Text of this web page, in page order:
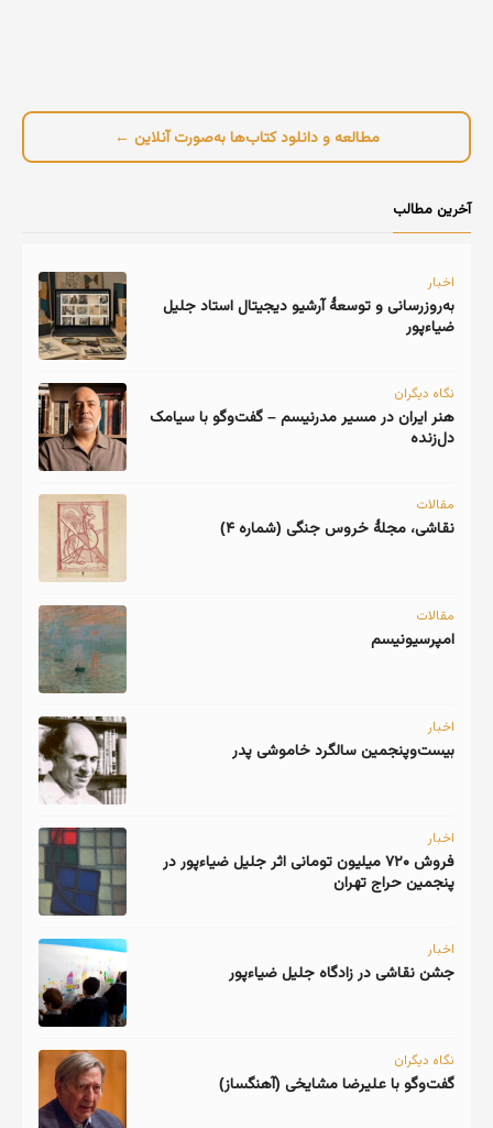
مطالعه و دانلود کتاب‌ها به‌صورت آنلاین ←
آخرین مطالب
اخبار
به‌روزرسانی و توسعهٔ آرشیو دیجیتال استاد جلیل
ضیاءپور
نگاه دیگران
هنر ایران در مسیر مدرنیسم – گفت‌وگو با سیامک
دل‌زنده
مقالات
نقاشی، مجلهٔ خروس جنگی (شماره ۴)
مقالات
امپرسیونیسم
اخبار
اخبار
فروش ۷۲۰ میلیون تومانی اثر جلیل ضیاءپور در
پنجمین حراج تهران
اخبار
جشن نقاشی در زادگاه جلیل ضیاءپور
نگاه دیگران
گفت‌وگو با علیرضا مشایخی (آهنگساز)